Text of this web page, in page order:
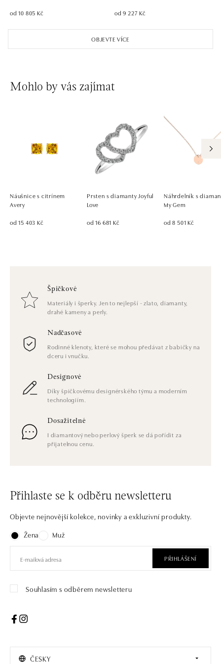
OBJEVTE VÍCE
od 10 805 Kč od 9 227 Kč
Mohlo by vás zajímat
Náušnice s citrínem
Avery
od 15 403 Kč
Prsten s diamanty Joyful
Love
od 16 681 Kč
Náhrdelník s
My Gem
od 8 501 Kč
Špičkové
Materiály i šperky. Jen to nejlepší - zlato, diamanty,
drahé kameny a perly.
Nadčasové
Rodinné klenoty, které se mohou předávat z babičky na
dceru i vnučku.
Designové
Díky špičkovému designérského týmu a moderním
technologiím.
Dosažitelné
I diamantový nebo perlový šperk se dá pořídit za
přijatelnou cenu.
Přihlaste se k odběru newsletteru
Objevte nejnovější kolekce, novinky a exkluzivní produkty.
Žena
Muž
PŘIHLÁŠENÍ
Souhlasím s odběrem newsletteru
ČESKY